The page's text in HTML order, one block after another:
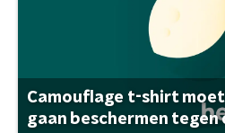
Camouflage t-shirt
gaan beschermen tegen